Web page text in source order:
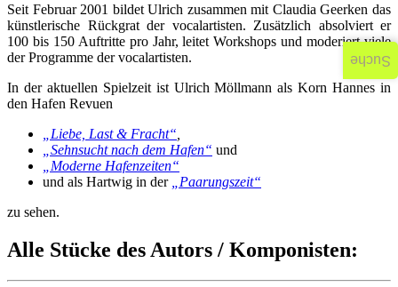
Seit Februar 2001 bildet Ulrich zusammen mit Claudia Geerken das
künstlerische Rückgrat der vocalartisten. Zusätzlich absolviert er
100 bis 150 Auftritte pro Jahr, leitet Workshops und moderiert viele
der Programme der vocalartisten.
In der aktuellen Spielzeit ist Ulrich Möllmann als Korn Hannes in
den Hafen Revuen
„Liebe, Last & Fracht“
„Sehnsucht nach dem Hafen“ und
„Moderne Hafenzeiten“
und als Hartwig in der
„Paarungszeit“
zu sehen.
Alle Stücke des Autors / Komponisten:
Suche